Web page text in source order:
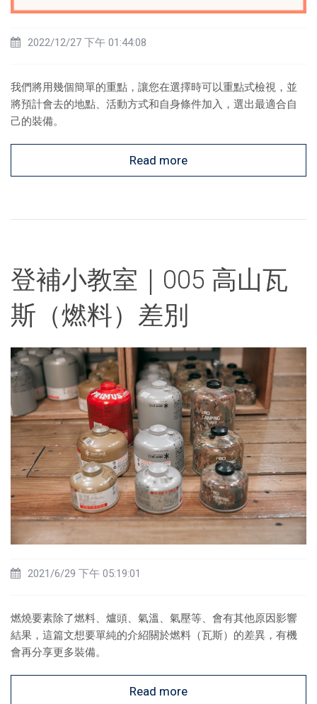
2022/12/27 下午 01:44:08
我們將用幾個簡單的重點，讓您在選擇時可以重點式檢視，並
將預計會去的地點、活動方式和自身條件加入，選出最適合自
己的裝備。
Read more
登補小教室｜005 高山瓦
斯（燃料）差別
2021/6/29 下午 05:19:01
燃燒要素除了燃料、爐頭、氣溫、氣壓等、會有其他原因影響
結果，這篇文想要單純的介紹關於燃料（瓦斯）的差異，有機
會再分享更多裝備。
Read more